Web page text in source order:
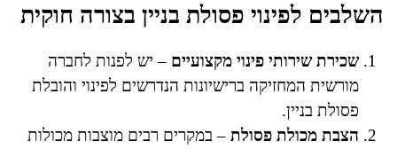
השלבים לפינוי פסולת בניין בצורה חוקית
שכירת שירותי פינוי מקצועיים – יש לפנות לחברה
מורשית המחזיקה ברישיונות הנדרשים לפינוי והובלת
פסולת בניין.
הצבת מכולת פסולת – במקרים רבים מוצבות מכולות